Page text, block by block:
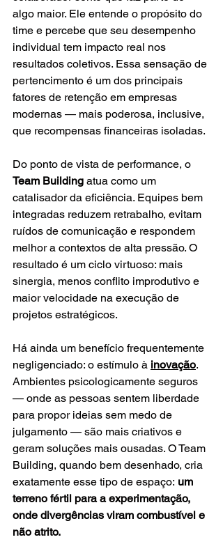
algo maior. Ele entende o propósito do
time e percebe que seu desempenho
individual tem impacto real nos
resultados coletivos. Essa sensação de
pertencimento é um dos principais
fatores de retenção em empresas
modernas — mais poderosa, inclusive,
que recompensas financeiras isoladas.
Do ponto de vista de performance, o
Team Building atua como um
catalisador da eficiência. Equipes bem
integradas reduzem retrabalho, evitam
ruídos de comunicação e respondem
melhor a contextos de alta pressão. O
resultado é um ciclo virtuoso: mais
sinergia, menos conflito improdutivo e
maior velocidade na execução de
projetos estratégicos.
Há ainda um benefício frequentemente
negligenciado: o estímulo à inovação.
Ambientes psicologicamente seguros
— onde as pessoas sentem liberdade
para propor ideias sem medo de
julgamento — são mais criativos e
geram soluções mais ousadas. O Team
Building, quando bem desenhado, cria
exatamente esse tipo de espaço: um
terreno fértil para a experimentação,
onde divergências viram combustível e
não atrito.